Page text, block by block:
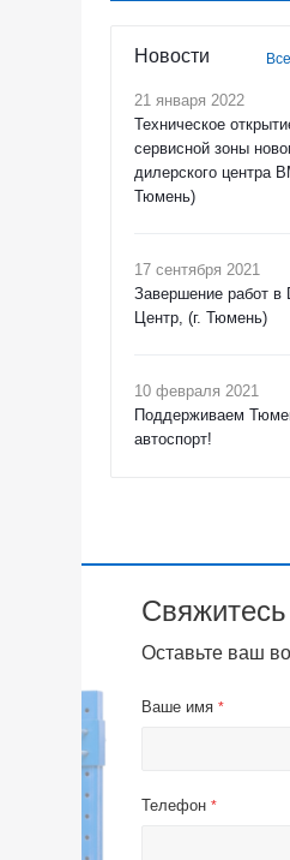
Новости
21 января 2022
Техническое
сервисной зоны
дилерского центра
Тюмень)
17 сентября 2021
Завершение работ в
Центр, (г. Тюмень)
10 февраля 2021
Поддерживаем
автоспорт!
Оставьте ваш
Ваше имя *
Телефон *